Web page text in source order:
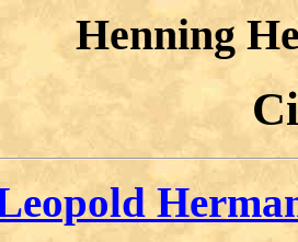
Henning